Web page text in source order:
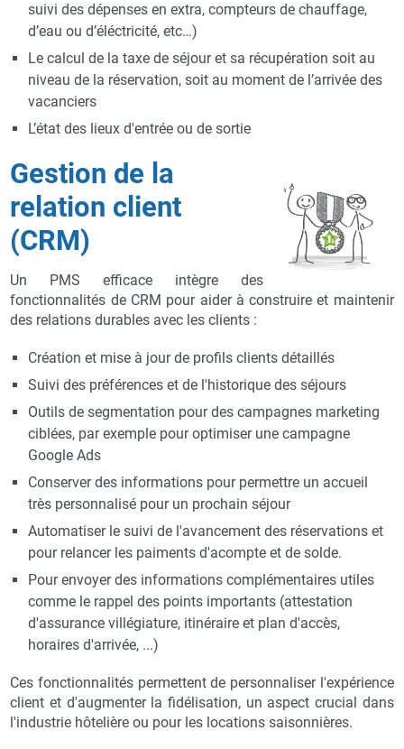
suivi des dépenses en extra, compteurs de chauffage,
d’eau ou d’éléctricité, etc…)
Le calcul de la taxe de séjour et sa récupération soit au
niveau de la réservation, soit au moment de l’arrivée des
vacanciers
L’état des lieux d'entrée ou de sortie
Gestion de la
relation client
(CRM)
Un PMS efficace intègre des
fonctionnalités de CRM pour aider à construire et maintenir
des relations durables avec les clients :
Création et mise à jour de profils clients détaillés
Suivi des préférences et de l'historique des séjours
Outils de segmentation pour des campagnes marketing
ciblées, par exemple pour optimiser une campagne
Google Ads
Conserver des informations pour permettre un accueil
très personnalisé pour un prochain séjour
Automatiser le suivi de l'avancement des réservations et
pour relancer les paiments d'acompte et de solde.
Pour envoyer des informations complémentaires utiles
comme le rappel des points importants (attestation
d'assurance villégiature, itinéraire et plan d'accès,
horaires d'arrivée, ...)
Ces fonctionnalités permettent de personnaliser l'expérience
client et d'augmenter la fidélisation, un aspect crucial dans
l'industrie hôtelière ou pour les locations saisonnières.